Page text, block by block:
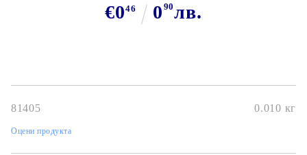
€046 0 90лв.
81405 0.010 кг
Оцени продукта